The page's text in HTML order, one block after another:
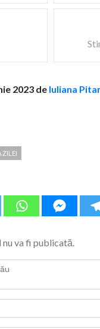
2023 de Iuliana
ZILEI
nu va fi publicată.